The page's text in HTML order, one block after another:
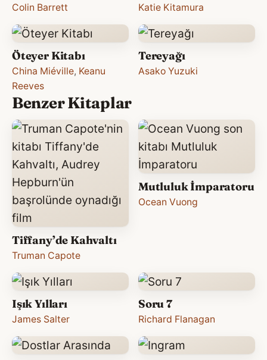
Colin Barrett Katie Kitamura
Öteyer Kitabı
China Miéville, Keanu
Reeves
Tereyağı
Asako Yuzuki
Benzer Kitaplar
Tiffany’de Kahvaltı
Truman Capote
Mutluluk İmparatoru
Ocean Vuong
Işık Yılları
James Salter
Soru 7
Richard Flanagan